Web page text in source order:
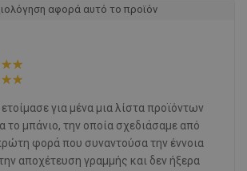
αφορά αυτό το προϊόν
για μένα μια λίστα προϊόντων
το μπάνιο, την οποία σχεδιάσαμε από
φορά που συναντούσα την έννοια
αποχέτευση γραμμής και δεν ήξερα